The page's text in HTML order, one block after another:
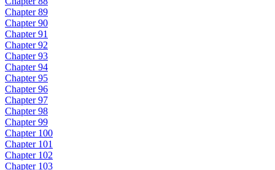
Chapter 89
Chapter 90
Chapter 91
Chapter 92
Chapter 93
Chapter 94
Chapter 95
Chapter 96
Chapter 97
Chapter 98
Chapter 99
Chapter 100
Chapter 101
Chapter 102
Chapter 103